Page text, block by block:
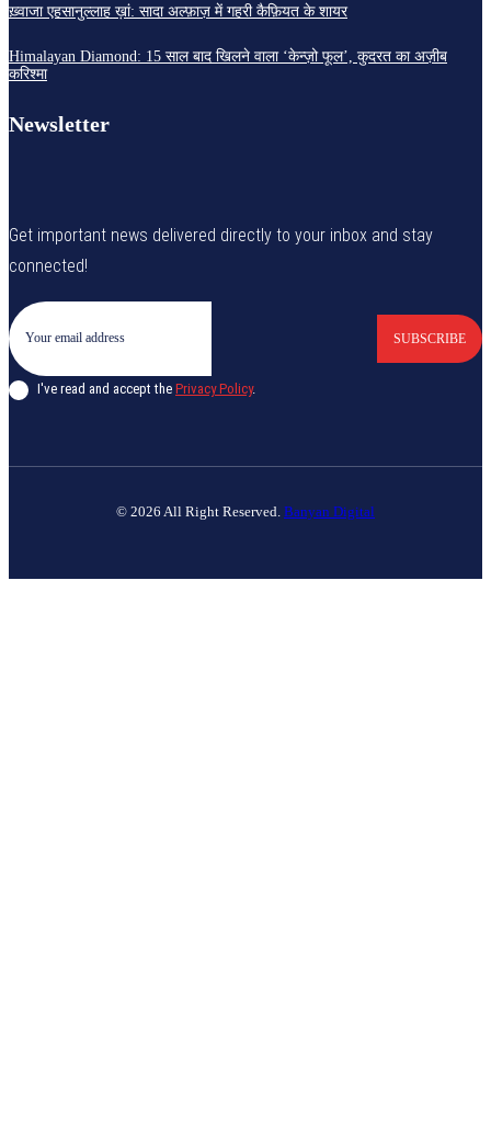
ख़्वाजा एहसानुल्लाह ख़ां: सादा अल्फ़ाज़ में गहरी कैफ़ियत के शायर
Himalayan Diamond: 15 साल बाद खिलने वाला ‘केन्ज़ो फूल’, कुदरत का अज़ीब
करिश्मा
Newsletter
Get important news delivered directly to your inbox and stay
connected!
SUBSCRIBE
I've read and accept the Privacy Policy.
© 2026 All Right Reserved. Banyan Digital